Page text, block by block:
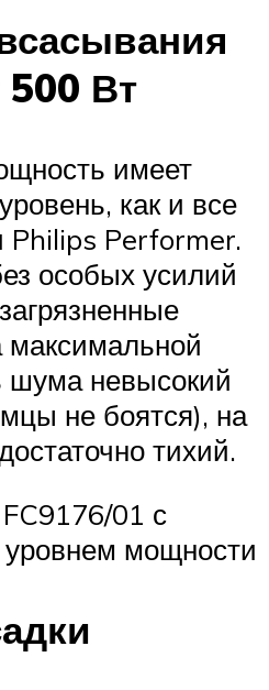
500 Вт
имеет
как и все
Performer.
особых усилий
максимальной
шума невысокий
не боятся), на
тихий.
01 с
мощности